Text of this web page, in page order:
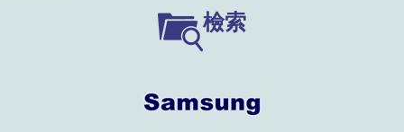
新品發表
檢索